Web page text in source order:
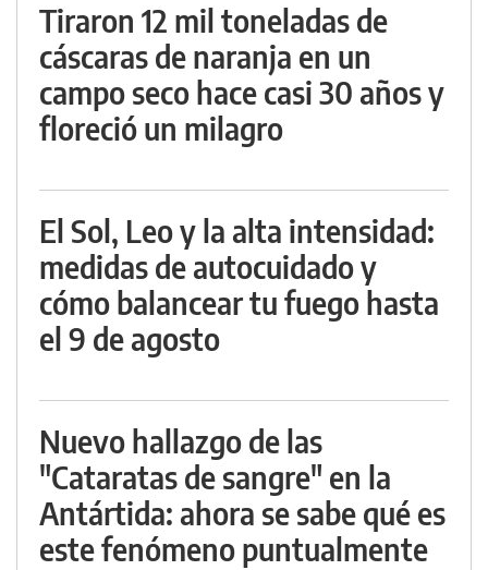
Tiraron 12 mil toneladas de
cáscaras de naranja en un
campo seco hace casi 30 años y
floreció un milagro
El Sol, Leo y la alta intensidad:
medidas de autocuidado y
cómo balancear tu fuego hasta
el 9 de agosto
Nuevo hallazgo de las
"Cataratas de sangre" en la
Antártida: ahora se sabe qué es
este fenómeno puntualmente